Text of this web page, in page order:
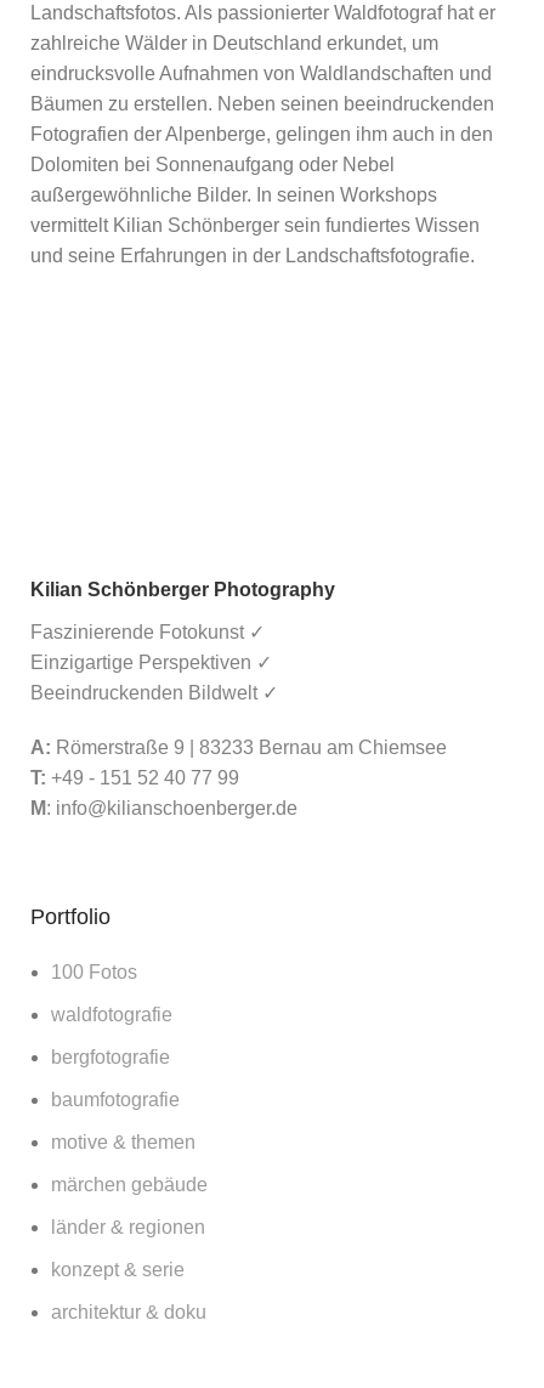
Landschaftsfotos. Als passionierter Waldfotograf hat er
zahlreiche Wälder in Deutschland erkundet, um
eindrucksvolle Aufnahmen von Waldlandschaften und
Bäumen zu erstellen. Neben seinen beeindruckenden
Fotografien der Alpenberge, gelingen ihm auch in den
Dolomiten bei Sonnenaufgang oder Nebel
außergewöhnliche Bilder. In seinen Workshops
vermittelt Kilian Schönberger sein fundiertes Wissen
und seine Erfahrungen in der Landschaftsfotografie.
Kilian Schönberger Photography
Faszinierende Fotokunst ✓
Einzigartige Perspektiven ✓
Beeindruckenden Bildwelt ✓
A: Römerstraße 9 | 83233 Bernau am Chiemsee
T: +49 - 151 52 40 77 99
M: info@kilianschoenberger.de
Portfolio
100 Fotos
waldfotografie
bergfotografie
baumfotografie
motive & themen
märchen gebäude
länder & regionen
konzept & serie
architektur & doku